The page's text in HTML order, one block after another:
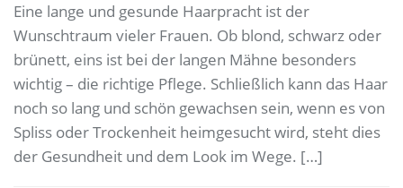
Eine lange und gesunde Haarpracht ist der
Wunschtraum vieler Frauen. Ob blond, schwarz oder
brünett, eins ist bei der langen Mähne besonders
wichtig – die richtige Pflege. Schließlich kann das Haar
noch so lang und schön gewachsen sein, wenn es von
Spliss oder Trockenheit heimgesucht wird, steht dies
der Gesundheit und dem Look im Wege. […]